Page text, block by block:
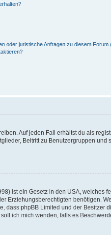
oder juristische Anfragen zu diesem Forum
Auf jeden Fall erhältst du als
Beitritt zu Benutzergruppen und
ist ein Gesetz in den USA, welches
Erziehungsberechtigten benötigen.
dass phpBB Limited und der Besitzer
ich mich wenden, falls es